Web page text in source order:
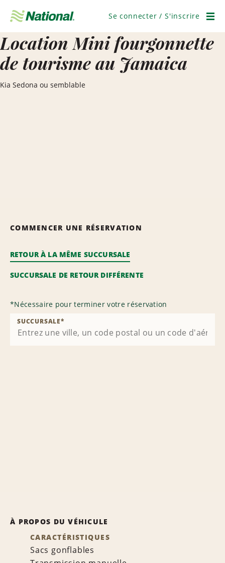
navigation
Se connecter / S'inscrire
Location Mini fourgonnette
de tourisme au Jamaica
Kia Sedona ou semblable
COMMENCER UNE RÉSERVATION
RETOUR À LA MÊME SUCCURSALE
SUCCURSALE DE RETOUR DIFFÉRENTE
*Nécessaire pour terminer votre réservation
SUCCURSALE*
À PROPOS DU VÉHICULE
CARACTÉRISTIQUES
Sacs gonflables